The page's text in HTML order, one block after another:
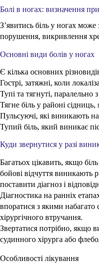
Болі в ногах: визначення
З’явитись біль у ногах
порушення, викривлення
Основні види болів у ногах
Є кілька основних
Гострі, затяжні, коли
Тупі та тягнуті,
Тягне біль у районі
Пульсуючі, які виникають
Тупий біль, який виникає
Куди звернутися у разі
Багатьох цікавить, якщо
бойові відчуття виникають
поставити діагноз і
Діагностика на ранніх
впоратися з якими набагато
хірургічного втручання.
Звертатися потрібно, якщо
судинного хірурга або
Особливості лікування